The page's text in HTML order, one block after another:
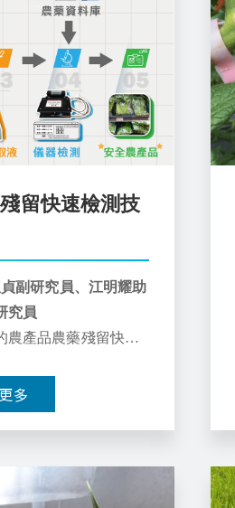
留快速檢測技
副研究員、江明耀助
究員
農產品農藥殘留快篩
疫檢測快篩技術，及
技術陸續發展且各有
多